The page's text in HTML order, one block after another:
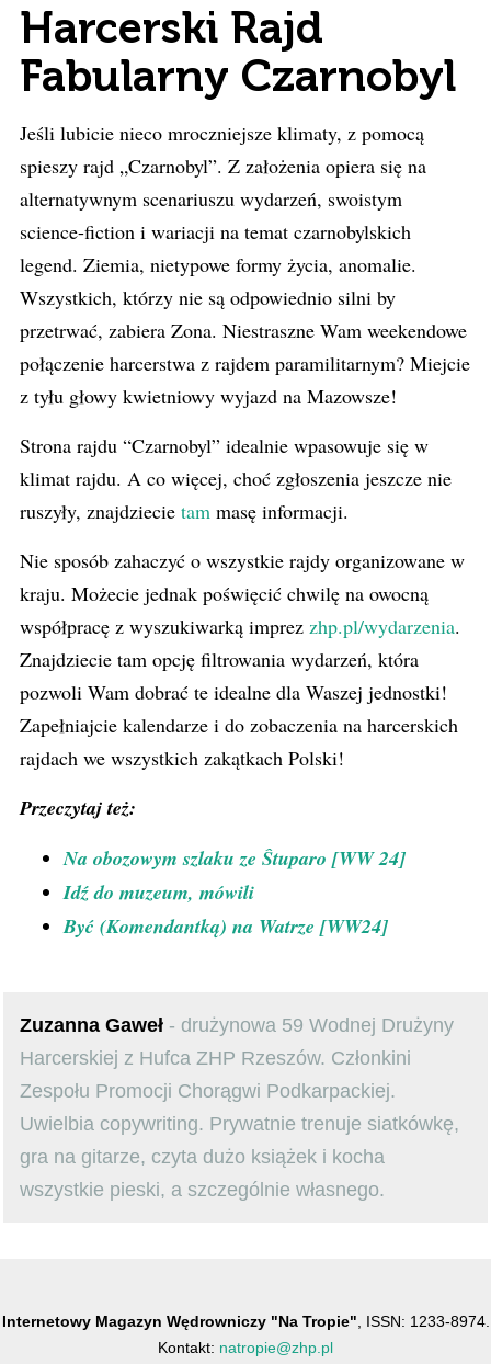
Harcerski Rajd
Fabularny Czarnobyl
Jeśli lubicie nieco mroczniejsze klimaty, z pomocą
spieszy rajd „Czarnobyl”. Z założenia opiera się na
alternatywnym scenariuszu wydarzeń, swoistym
science-fiction i wariacji na temat czarnobylskich
legend. Ziemia, nietypowe formy życia, anomalie.
Wszystkich, którzy nie są odpowiednio silni by
przetrwać, zabiera Zona. Niestraszne Wam weekendowe
połączenie harcerstwa z rajdem paramilitarnym? Miejcie
z tyłu głowy kwietniowy wyjazd na Mazowsze!
Strona rajdu “Czarnobyl” idealnie wpasowuje się w
klimat rajdu. A co więcej, choć zgłoszenia jeszcze nie
ruszyły, znajdziecie tam masę informacji.
Nie sposób zahaczyć o wszystkie rajdy organizowane w
kraju. Możecie jednak poświęcić chwilę na owocną
współpracę z wyszukiwarką imprez zhp.pl/wydarzenia.
Znajdziecie tam opcję filtrowania wydarzeń, która
pozwoli Wam dobrać te idealne dla Waszej jednostki!
Zapełniajcie kalendarze i do zobaczenia na harcerskich
rajdach we wszystkich zakątkach Polski!
Przeczytaj też:
Na obozowym szlaku ze Ŝtuparo [WW 24]
Idź do muzeum, mówili
Być (Komendantką) na Watrze [WW24]
Zuzanna Gaweł - drużynowa 59 Wodnej Drużyny
Harcerskiej z Hufca ZHP Rzeszów. Członkini
Zespołu Promocji Chorągwi Podkarpackiej.
Uwielbia copywriting. Prywatnie trenuje siatkówkę,
gra na gitarze, czyta dużo książek i kocha
wszystkie pieski, a szczególnie własnego.
Internetowy Magazyn Wędrowniczy "Na Tropie" , ISSN: 1233-8974.
Kontakt: natropie@zhp.pl